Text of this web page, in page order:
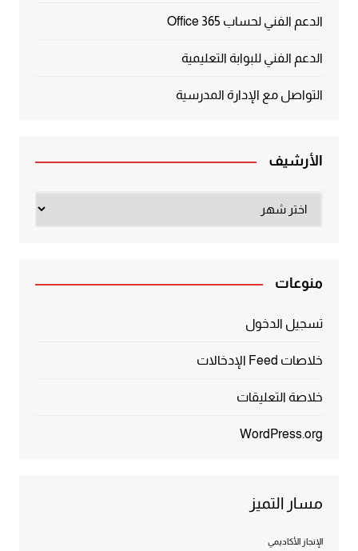
الدعم الفني لحساب Office 365
الدعم الفني للبوابة التعليمية
التواصل مع الإدارة المدرسية
الأرشيف
منوعات
تسجيل الدخول
خلاصات Feed الإدخالات
خلاصة التعليقات
WordPress.org
مسار التميز
الإنجاز الأكاديمي